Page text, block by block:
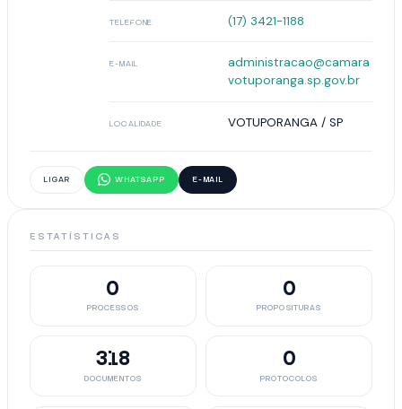
TELEFONE (17) 3421-1188
E-MAIL
administracao@camara
votuporanga.sp.gov.br
LOCALIDADE VOTUPORANGA / SP
LIGAR WHATSAPP E-MAIL
ESTATÍSTICAS
0
PROCESSOS
0
PROPOSITURAS
318
DOCUMENTOS
0
PROTOCOLOS